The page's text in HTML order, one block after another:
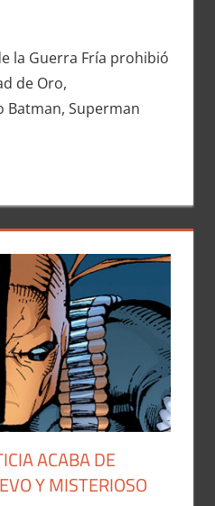
la Guerra Fría prohibió
de Oro,
Batman, Superman
ACABA DE
Y MISTERIOSO